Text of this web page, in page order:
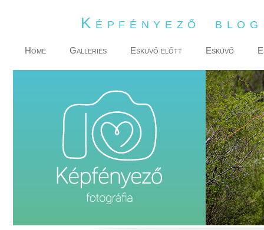
Képfényező
Home Galleries Esküvő előtt Esküvő